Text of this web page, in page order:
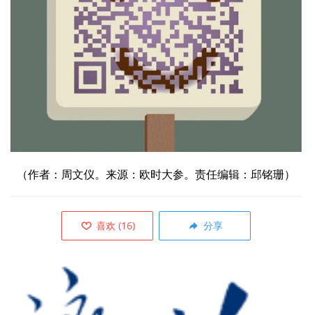
（作者：周文仪。来源：欧时大参。责任编辑：邱铭珊）
喜欢 (16) 分享